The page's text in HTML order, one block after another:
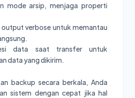
mode arsip, menjaga properti
output verbose untuk memantau
data saat transfer untuk
data yang dikirim.
backup secara berkala, Anda
sistem dengan cepat jika hal